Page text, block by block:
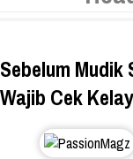
Sebelum Mudik
Wajib Cek